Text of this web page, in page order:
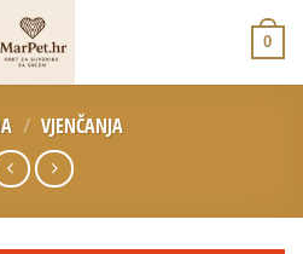
0
/ VJENČANJA